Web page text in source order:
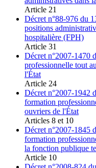
Article 21
Décret n°88-976 du
positions
hospitalière (FPH)
Article 31
Décret n°2007-1470
professionnelle tout
l'État
Article 24
Décret n°2007-1942
formation
ouvriers de l'État
Articles 8 et 10
Décret n°2007-1845
formation
la fonction publique
Article 10